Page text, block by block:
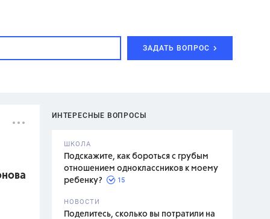
ЗАДАТЬ ВОПРОС
ИНТЕРЕСНЫЕ ВОПРОСЫ
ШКОЛА
Подскажите, как бороться с грубым
отношением одноклассников к моему
ребенку?
15
НОВОСТИ
Поделитесь, сколько вы потратили на